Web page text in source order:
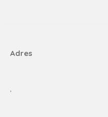
Adres
,